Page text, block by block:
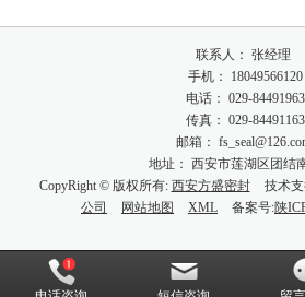
联系人： 张经理
手机： 18049566120
电话： 029-84491963
传真： 029-84491163
邮箱：
地址： 西安市莲湖区团结
CopyRight © 版权所有: 西安方盛密封 技术
公司
网站地图 XML 备案号:陕